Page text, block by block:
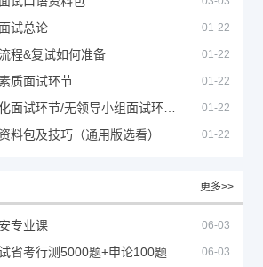
试总论 01-22
程&复试如何准备 01-22
质面试环节 01-22
01-22
料包及技巧（通用版选看） 01-22
更多>>
专业课 06-03
省考行测5000题+申论100题 06-03